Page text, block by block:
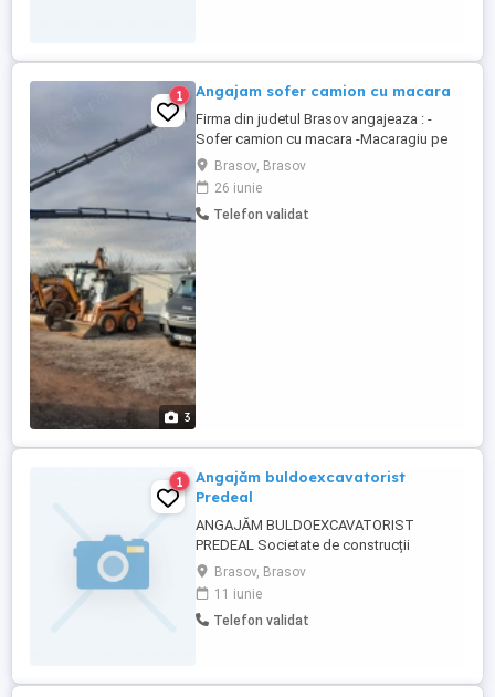
3
1 Angajam sofer camion cu macara
Firma din judetul Brasov angajeaza : -
Sofer camion cu macara -Macaragiu pe
automacara Cerinte : -Experienta in
domeniu, -atestat macaragiu (grupa A)
sau experienta dovedita, -Seriozitate si
responsabilitate, -verificare si intretinere
Brasov, Brasov
26 iunie
Telefon validat
1
Angajăm buldoexcavatorist
Predeal
ANGAJĂM BULDOEXCAVATORIST
PREDEAL Societate de construcții
angajează buldoexcavatorist pentru
lucrări desfășurate în zona Predeal.
Cerinte: Experiență în operarea
buldoexcavatorului; Seriozitate și
negociat în funcție ...
Brasov, Brasov
11 iunie
Telefon validat